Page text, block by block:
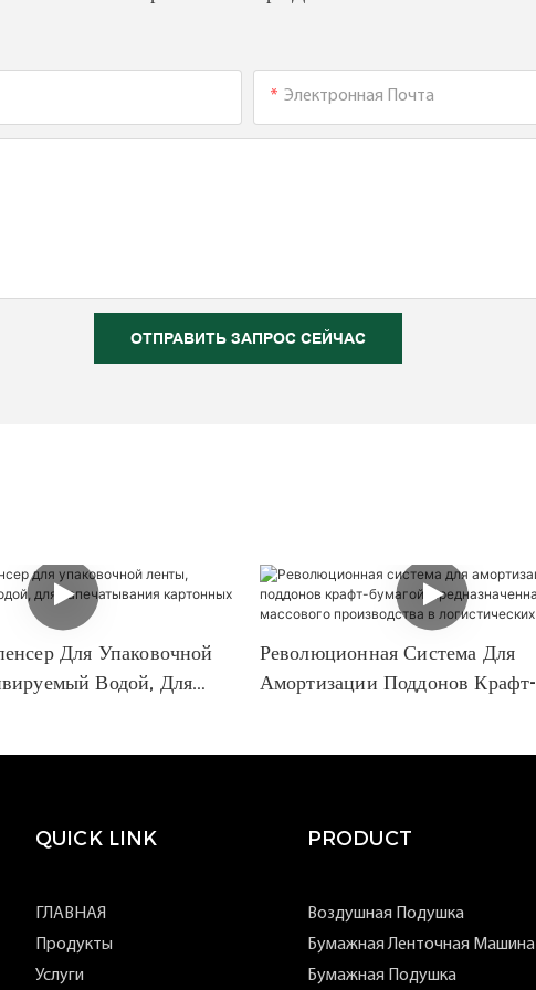
Электронная Почта
ОТПРАВИТЬ ЗАПРОС СЕЙЧАС
Для Упаковочной
Водой, Для
Революционная Система Для
Амортизации Поддонов Крафт-
QUICK LINK
ГЛАВНАЯ
Продукты
Услуги
PRODUCT
Воздушная Подушка
Бумажная Ленточная Машина
Бумажная Подушка